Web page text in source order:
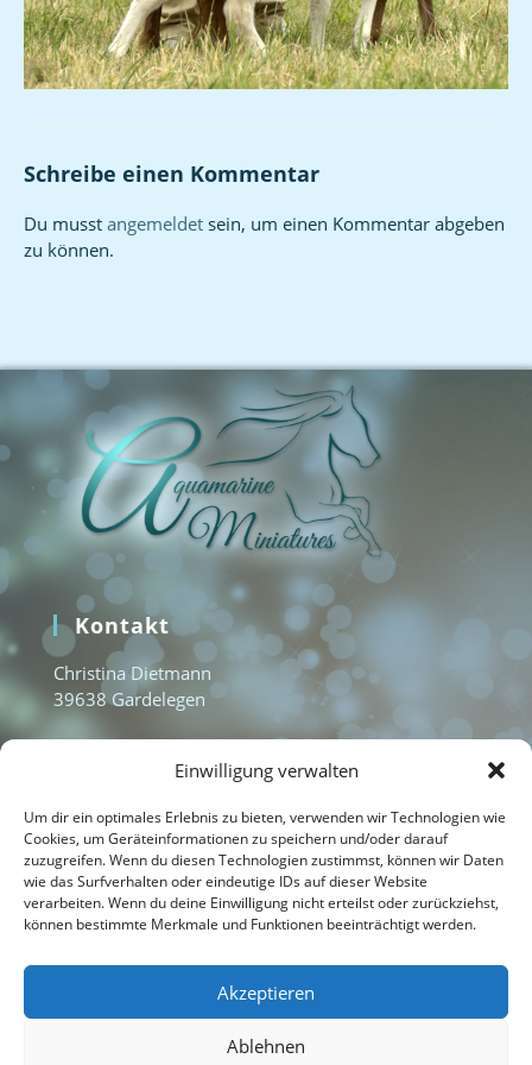
Einwilligung verwalten
Um dir ein optimales Erlebnis zu bieten, verwenden wir Technologien wie
Cookies, um Geräteinformationen zu speichern und/oder darauf
zuzugreifen. Wenn du diesen Technologien zustimmst, können wir Daten
wie das Surfverhalten oder eindeutige IDs auf dieser Website
verarbeiten. Wenn du deine Einwilligung nicht erteilst oder zurückziehst,
können bestimmte Merkmale und Funktionen beeinträchtigt werden.
Akzeptieren
Ablehnen
Schreibe einen Kommentar
Du musst angemeldet sein, um einen Kommentar abgeben
zu können.
Kontakt
Christina Dietmann
39638 Gardelegen
info@aquamarine-miniatures.com
Home
Kontakt
Datenschutzerklärung